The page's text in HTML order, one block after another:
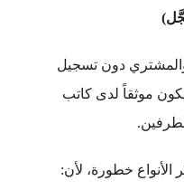
والمشتري دون تسجيل
موثقاً لدى كاتب
الأنواع خطورة، لأن: